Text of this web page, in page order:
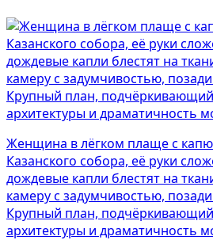
Женщина в лёгком плаще с
Казанского собора, её руки
дождевые капли блестят на
камеру с задумчивостью,
Крупный план,
архитектуры и драматичность